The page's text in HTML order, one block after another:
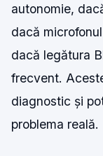
autonomie,
dacă
dacă legătura
frecvent.
diagnostic și
problema reală.